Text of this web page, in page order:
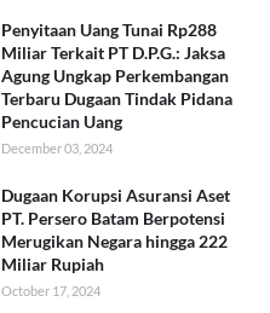
Penyitaan Uang Tunai Rp288
Miliar Terkait PT D.P.G.: Jaksa
Agung Ungkap Perkembangan
Terbaru Dugaan Tindak Pidana
Pencucian Uang
December 03, 2024
Dugaan Korupsi Asuransi Aset
PT. Persero Batam Berpotensi
Merugikan Negara hingga 222
Miliar Rupiah
October 17, 2024